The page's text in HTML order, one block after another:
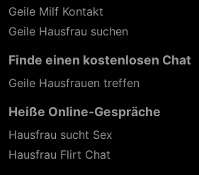
Geile Milf Kontakt
Geile Hausfrau suchen
Finde einen kostenlosen Chat
Geile Hausfrauen treffen
Heiße Online-Gespräche
Hausfrau sucht Sex
Hausfrau Flirt Chat